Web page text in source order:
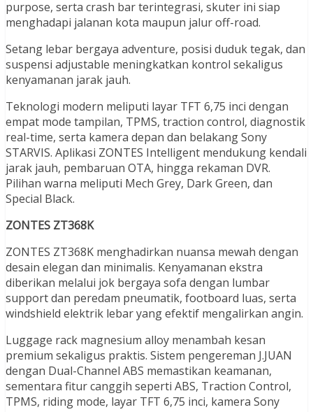
purpose, serta crash bar terintegrasi, skuter ini siap
menghadapi jalanan kota maupun jalur off-road.
Setang lebar bergaya adventure, posisi duduk tegak, dan
suspensi adjustable meningkatkan kontrol sekaligus
kenyamanan jarak jauh.
Teknologi modern meliputi layar TFT 6,75 inci dengan
empat mode tampilan, TPMS, traction control, diagnostik
real-time, serta kamera depan dan belakang Sony
STARVIS. Aplikasi ZONTES Intelligent mendukung kendali
jarak jauh, pembaruan OTA, hingga rekaman DVR.
Pilihan warna meliputi Mech Grey, Dark Green, dan
Special Black.
ZONTES ZT368K
ZONTES ZT368K menghadirkan nuansa mewah dengan
desain elegan dan minimalis. Kenyamanan ekstra
diberikan melalui jok bergaya sofa dengan lumbar
support dan peredam pneumatik, footboard luas, serta
windshield elektrik lebar yang efektif mengalirkan angin.
Luggage rack magnesium alloy menambah kesan
premium sekaligus praktis. Sistem pengereman J.JUAN
dengan Dual-Channel ABS memastikan keamanan,
sementara fitur canggih seperti ABS, Traction Control,
TPMS, riding mode, layar TFT 6,75 inci, kamera Sony